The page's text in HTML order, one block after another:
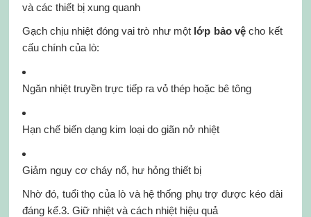
và các thiết bị xung quanh
Gạch chịu nhiệt đóng vai trò như một lớp bảo vệcho kết
cấu chính của lò:
Ngăn nhiệt truyền trực tiếp ra vỏ thép hoặc bê tông
Hạn chế biến dạng kim loại do giãn nở nhiệt
Giảm nguy cơ cháy nổ, hư hỏng thiết bị
Nhờ đó, tuổi thọ của lò và hệ thống phụ trợ được kéo dài
đáng kể.3. Giữ nhiệt và cách nhiệt hiệu quả